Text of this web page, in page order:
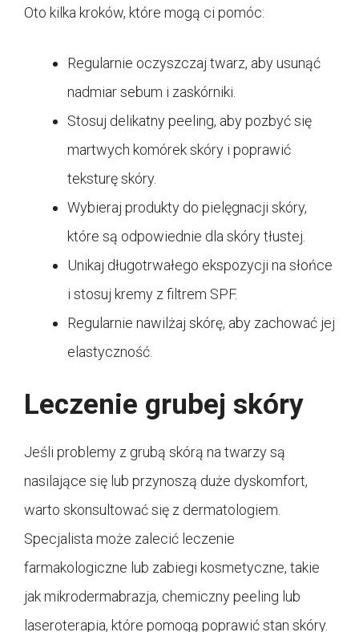
Oto kilka kroków, które mogą ci pomóc:
Regularnie oczyszczaj twarz, aby usunąć
nadmiar sebum i zaskórniki.
Stosuj delikatny peeling, aby pozbyć się
martwych komórek skóry i poprawić
teksturę skóry.
Wybieraj produkty do pielęgnacji skóry,
które są odpowiednie dla skóry tłustej.
Unikaj długotrwałego ekspozycji na słońce
i stosuj kremy z filtrem SPF.
Regularnie nawilżaj skórę, aby zachować jej
elastyczność.
Leczenie grubej skóry
Jeśli problemy z grubą skórą na twarzy są
nasilające się lub przynoszą duże dyskomfort,
warto skonsultować się z dermatologiem.
Specjalista może zalecić leczenie
farmakologiczne lub zabiegi kosmetyczne, takie
jak mikrodermabrazja, chemiczny peeling lub
laseroterapia, które pomogą poprawić stan skóry.